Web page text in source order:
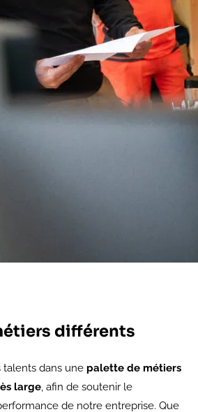
différents
talents dans une palette de métiers
large, afin de soutenir le
de notre entreprise. Que